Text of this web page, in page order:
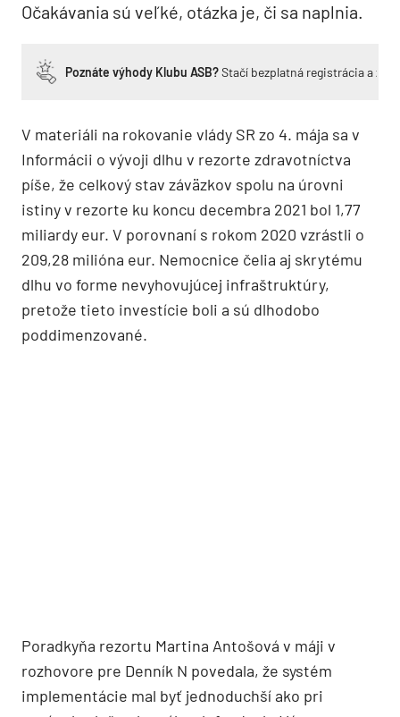
Očakávania sú veľké, otázka je, či sa naplnia.
Poznáte výhody Klubu ASB?Stačí bezplatná registrácia a
V materiáli na rokovanie vlády SR zo 4. mája sa v
Informácii o vývoji dlhu v rezorte zdravotníctva
píše, že celkový stav záväzkov spolu na úrovni
istiny v rezorte ku koncu decembra 2021 bol 1,77
miliardy eur. V porovnaní s rokom 2020 vzrástli o
209,28 milióna eur. Nemocnice čelia aj skrytému
dlhu vo forme nevyhovujúcej infraštruktúry,
pretože tieto investície boli a sú dlhodobo
poddimenzované.
Poradkyňa rezortu Martina Antošová v máji v
rozhovore pre Denník N povedala, že systém
implementácie mal byť jednoduchší ako pri